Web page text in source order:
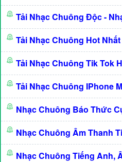
Tải Nhạc Chuông Độc -
Tải Nhạc Chuông Hot Nhất
Tải Nhạc Chuông Tik Tok
Tải Nhạc Chuông IPhone
Nhạc Chuông Báo Thức
Nhạc Chuông Âm Thanh
Nhạc Chuông Tiếng Anh,